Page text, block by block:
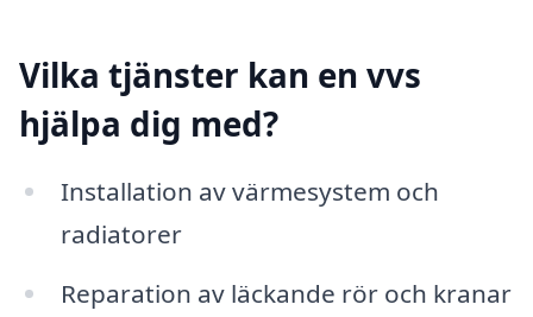
Vilka tjänster kan en vvs
hjälpa dig med?
Installation av värmesystem och
radiatorer
Reparation av läckande rör och kranar